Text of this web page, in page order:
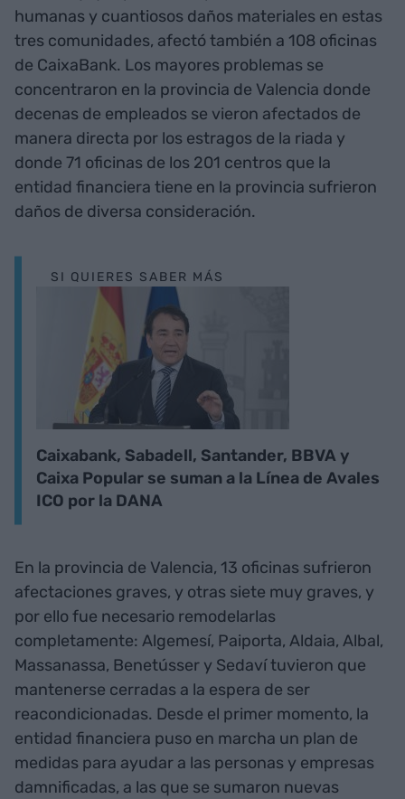
humanas y cuantiosos daños materiales en estas
tres comunidades, afectó también a 108 oficinas
de CaixaBank. Los mayores problemas se
concentraron en la provincia de Valencia donde
decenas de empleados se vieron afectados de
manera directa por los estragos de la riada y
donde 71 oficinas de los 201 centros que la
entidad financiera tiene en la provincia sufrieron
daños de diversa consideración.
SI QUIERES SABER MÁS
Caixabank, Sabadell, Santander, BBVA y
Caixa Popular se suman a la Línea de Avales
ICO por la DANA
En la provincia de Valencia, 13 oficinas sufrieron
afectaciones graves, y otras siete muy graves, y
por ello fue necesario remodelarlas
completamente: Algemesí, Paiporta, Aldaia, Albal,
Massanassa, Benetússer y Sedaví tuvieron que
mantenerse cerradas a la espera de ser
reacondicionadas. Desde el primer momento, la
entidad financiera puso en marcha un plan de
medidas para ayudar a las personas y empresas
damnificadas, a las que se sumaron nuevas